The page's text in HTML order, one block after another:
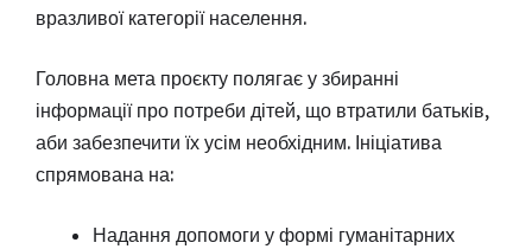
вразливої категорії населення.
Головна мета проєкту полягає у збиранні
інформації про потреби дітей, що втратили батьків,
аби забезпечити їх усім необхідним. Ініціатива
спрямована на:
Надання допомоги у формі гуманітарних